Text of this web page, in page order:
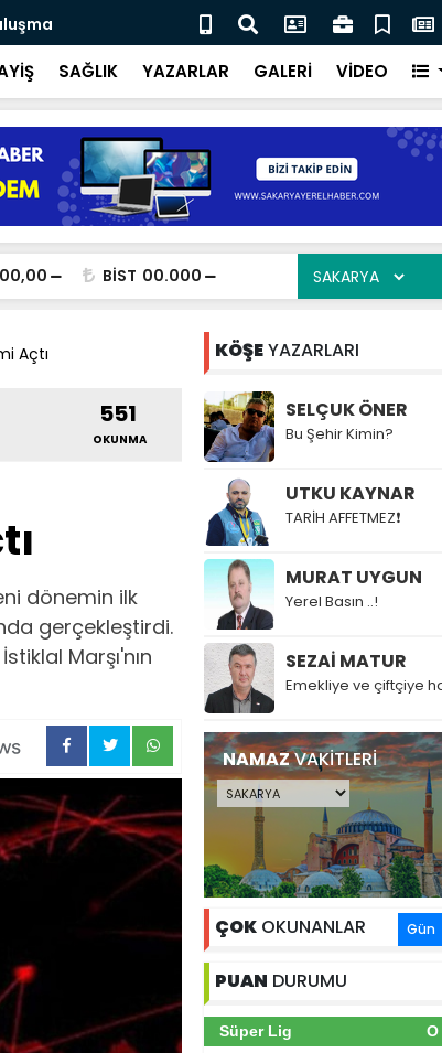
Ateş savaşçılarının zamana karşı
SAĞLIK YAZARLAR GALERİ VİDEO
BİST 00.000
Açtı
551
OKUNMA
dönemin ilk
gerçekleştirdi.
Marşı'nın
KÖŞEYAZARLARI
SELÇUK ÖNER
Bu Şehir Kimin?
UTKU KAYNAR
TARİH AFFETMEZ❗
MURAT UYGUN
Yerel Basın ..!
SEZAİ MATUR
Emekliye ve çiftçiye
NAMAZVAKİTLERİ
ÇOK OKUNANLAR Gün
PUAN DURUMU
Süper Lig O